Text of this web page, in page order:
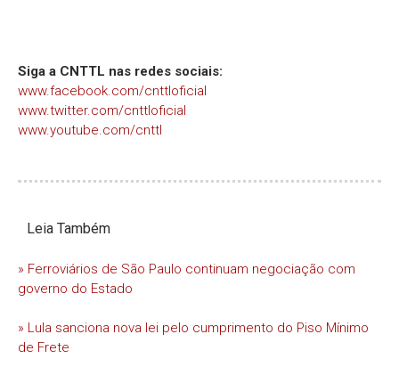
Siga a CNTTL nas redes sociais:
www.facebook.com/cnttloficial
www.twitter.com/cnttloficial
www.youtube.com/cnttl
Leia Também
» Ferroviários de São Paulo continuam negociação com
governo do Estado
» Lula sanciona nova lei pelo cumprimento do Piso Mínimo
de Frete